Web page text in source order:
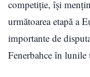
competiție, își
următoarea etapă a
importante de
Fenerbahce în lunile